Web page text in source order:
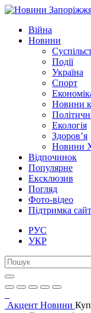
Війна
Новини
Події
Україна
Спорт
Новини
Екологія
Здоров’я
Новини
Відпочинок
Популярне
Ексклюзив
Погляд
Фото-відео
Підтримка
РУС
УКР
Акцент Новини